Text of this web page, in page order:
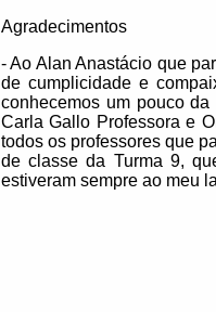
Agradecimentos
- Ao Alan Anastácio que
de cumplicidade e
conhecemos um pouco
Carla Gallo Professora e
todos os professores que
de classe da Turma 9,
estiveram sempre ao meu